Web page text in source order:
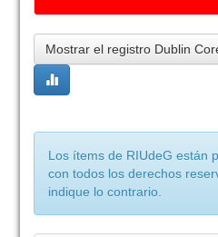
Mostrar el registro Dublin
Los ítems de RIUdeG están
con todos los derechos
indique lo contrario.